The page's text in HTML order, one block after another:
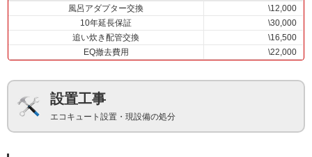
風呂アダプター交換
\12,000
10年延長保証
\30,000
追い炊き配管交換
\16,500
EQ撤去費用
\22,000
設置工事
エコキュート設置・現設備の処分